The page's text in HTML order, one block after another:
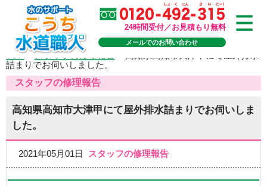
24時間受付／お見積もり無料
メールでのお問い合わせ
TOP>スタッフの修理報告
詰まりでお伺いしました。
スタッフの修理報告
高知県高知市大津甲にて屋外排水詰まりでお伺いしま
した。
2021年05月01日 スタッフの修理報告